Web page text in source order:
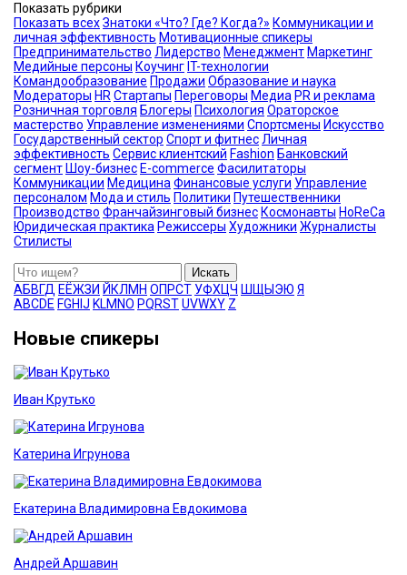
Показать рубрики
Показать всехЗнатоки «Что? Где? Когда?» Коммуникации и
личная эффективность Мотивационные спикеры
Предпринимательство Лидерство Менеджмент Маркетинг
Медийные персоны Коучинг IT-технологии
Командообразование Продажи Образование и наука
Модераторы HRСтартапы Переговоры Медиа PR и реклама
Розничная торговля Блогеры Психология Ораторское
мастерство Управление изменениями Спортсмены Искусство
Государственный сектор Спорт и фитнесЛичная
эффективность Сервис клиентский Fashion Банковский
сегмент Шоу-бизнес E-commerce Фасилитаторы
Коммуникации МедицинаФинансовые услуги Управление
персоналом Мода и стиль Политики Путешественники
Производство Франчайзинговый бизнес Космонавты HoReCa
Юридическая практика Режиссеры Художники Журналисты
Стилисты
Искать
АБВГД ЕЁЖЗИ Й КЛ М Н ОП РСТ УФХЦЧ Ш ЩЫ ЭЮ Я
ABCDE FGH J KLM NO PQRSTUVWXY Z
Новые спикеры
Иван Крутько
Катерина Игрунова
Екатерина Владимировна Евдокимова
Андрей Аршавин